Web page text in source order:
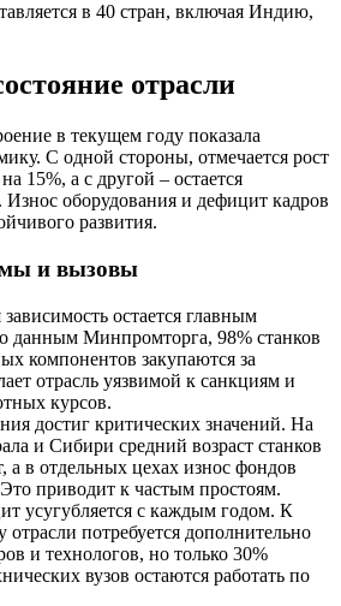
в 40 стран, включая Индию,
отрасли
в текущем году показала
С одной стороны, отмечается рост
15%, а с другой – остается
оборудования и дефицит кадров
развития.
и вызовы
остается главным
данным Минпромторга, 98% станков
компонентов закупаются за
отрасль уязвимой к санкциям и
курсов.
достиг критических значений. На
и Сибири средний возраст станков
а в отдельных цехах износ фондов
приводит к частым простоям.
усугубляется с каждым годом. К
потребуется дополнительно
и технологов, но только 30%
вузов остаются работать по